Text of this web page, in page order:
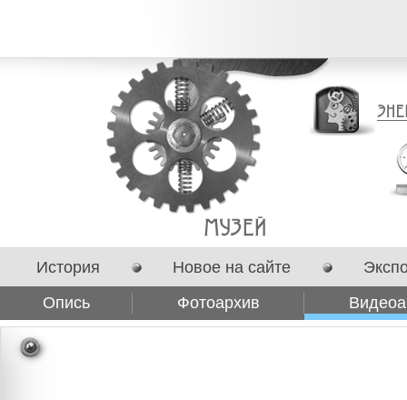
История Новое на сайте
Опись
Фотоархив
Сотрудничество